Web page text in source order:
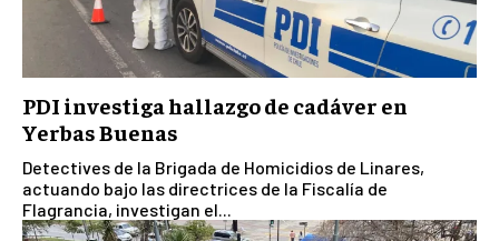
PDI investiga hallazgo de cadáver en
Yerbas Buenas
Detectives de la Brigada de Homicidios de Linares,
actuando bajo las directrices de la Fiscalía de
Flagrancia, investigan el...